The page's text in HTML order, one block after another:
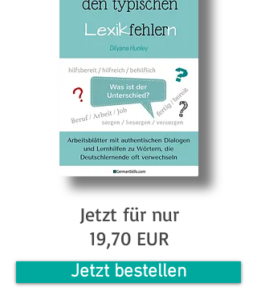
Jetzt für nur
19,70 EUR
Jetzt bestellen